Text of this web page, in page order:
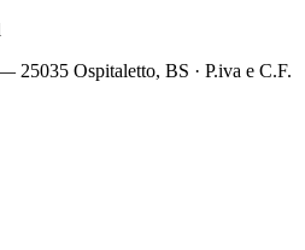
25035 Ospitaletto, BS · P.iva e C.F.